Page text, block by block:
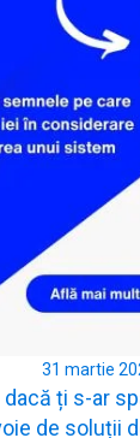
31 martie
ți s-ar
de soluții